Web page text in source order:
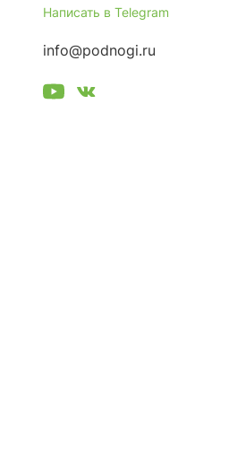
Написать в Telegram
info@podnogi.ru